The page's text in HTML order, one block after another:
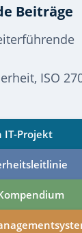
Beiträge
ISO
IT-Projekt